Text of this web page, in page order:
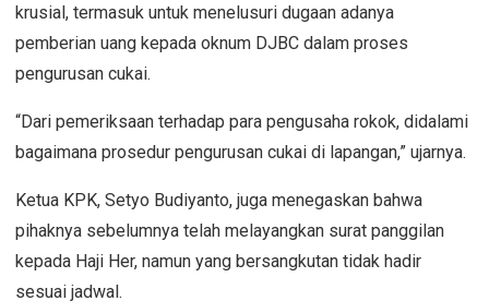
krusial, termasuk untuk menelusuri dugaan adanya
pemberian uang kepada oknum DJBC dalam proses
pengurusan cukai.
“Dari pemeriksaan terhadap para pengusaha rokok, didalami
bagaimana prosedur pengurusan cukai di lapangan,” ujarnya.
Ketua KPK, Setyo Budiyanto, juga menegaskan bahwa
pihaknya sebelumnya telah melayangkan surat panggilan
kepada Haji Her, namun yang bersangkutan tidak hadir
sesuai jadwal.